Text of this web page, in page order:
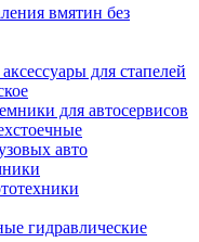
вмятин без
для стапелей
для автосервисов
авто
гидравлические